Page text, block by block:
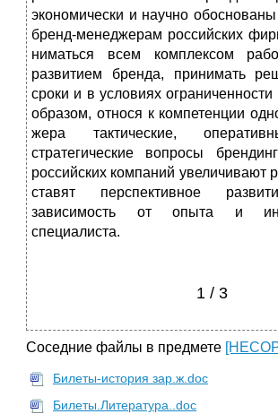
экономически и научно
бренд-менеджерам российских
ниматься всем комплексом
развитием бренда, при­нимать
сроки и в условиях
образом, относя к компетенции
жера тактические,
стратегические вопросы
российских компаний увеличивают
ставят перспективное
зависимость от опыта и
специалиста.
1 / 3
Соседние файлы в предмете
Билеты-история зар.ж.doc
Билеты.Литература..doc